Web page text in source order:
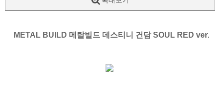
METAL BUILD 메탈빌드 데스티니 건담SOUL RED ver.